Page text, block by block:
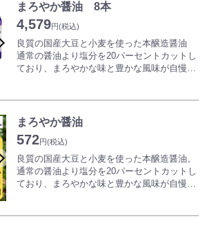
まろやか醤油 8本
4,579円(税込)
良質の国産大豆と小麦を使った本醸造醤油
通常の醤油より塩分を20パーセントカットし
ており、まろやかな味と豊かな風味が自慢で
まろやか醤油
572円(税込)
良質の国産大豆と小麦を使った本醸造醤油。
通常の醤油より塩分を20パーセントカットし
ており、まろやかな味と豊かな風味が自慢で